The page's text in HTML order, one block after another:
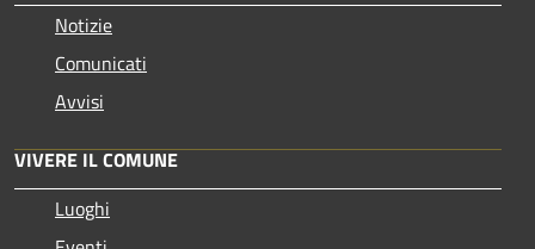
Notizie
Comunicati
Avvisi
VIVERE IL COMUNE
Luoghi